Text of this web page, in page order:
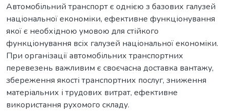
Автомобільний транспорт є однією з базових галузей
національної економіки, ефективне функціонування
якої є необхідною умовою для стійкого
функціонування всіх галузей національної економіки.
При організації автомобільних транспортних
перевезень важливим є своєчасна доставка вантажу,
збереження якості транспортних послуг, зниження
матеріальних і трудових витрат, ефективне
використання рухомого складу.